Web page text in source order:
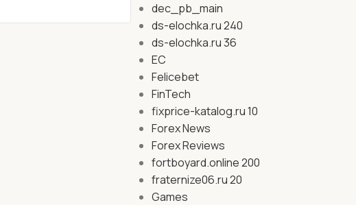
dec_pb_main
ds-elochka.ru 240
ds-elochka.ru 36
EC
Felicebet
FinTech
fixprice-katalog.ru 10
Forex News
Forex Reviews
fortboyard.online 200
fraternize06.ru 20
Games